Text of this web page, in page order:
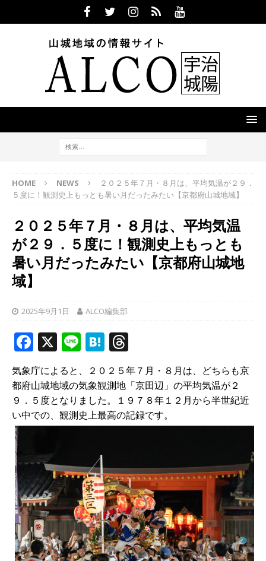
HOME NEWS
２０２５年７月・８月は、平均気温が２９．
５度に！観測史上もっとも暑い月だったみたい【京都府山城地域】
２０２５年７月・８月は、平均気温
が２９．５度に！観測史上もっとも
暑い月だったみたい【京都府山城地
域】
2025年9月1日 ALCO編集部
F
a
c
e
b
o
k
X Li
n
e
H
at
e
n
a
h
r
e
a
気象庁によると、２０２５年７月・８月は、どちらも京
都府山城地域の気象観測地「京田辺」の平均気温が２
９．５度となりました。１９７８年１２月から半世紀近
い中での、観測史上最高の記録です。